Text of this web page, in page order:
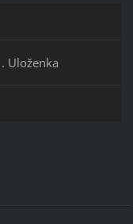
Uloženka